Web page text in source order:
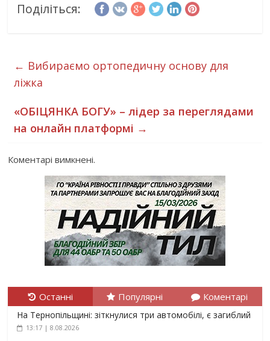
Поділіться:
← Вибираємо ортопедичну основу для
ліжка
«ОБІЦЯНКА БОГУ» – лідер за переглядами
на онлайн платформі →
Коментарі вимкнені.
Останні Популярні Коментарі
На Тернопільщині: зіткнулися три автомобілі, є загиблий
13:17 | 8.08.2026